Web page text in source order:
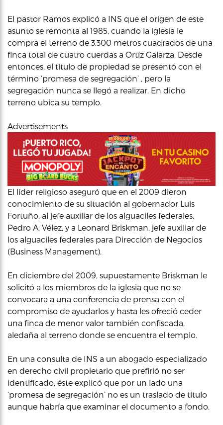
El pastor Ramos explicó a INS que el origen de este
asunto se remonta al 1985, cuando la iglesia le
compra el terreno de 3,300 metros cuadrados de una
finca total de cuatro cuerdas a Ortíz Galarza. Desde
entonces, el título de propiedad se presentó con el
término ‘promesa de segregación’ , pero la
segregación nunca se llegó a realizar. En dicho
terreno ubica su templo.
Advertisements
El líder religioso aseguró que en el 2009 dieron
conocimiento de su situación al gobernador Luis
Fortuño, al jefe auxiliar de los alguaciles federales,
Pedro A. Vélez, y a Leonard Briskman, jefe auxiliar de
los alguaciles federales para Dirección de Negocios
(Business Management).
En diciembre del 2009, supuestamente Briskman le
solicitó a los miembros de la iglesia que no se
convocara a una conferencia de prensa con el
compromiso de ayudarlos y hasta les ofreció ceder
una finca de menor valor también confiscada,
aledaña al terreno donde se encuentra el templo.
En una consulta de INS a un abogado especializado
en derecho civil propietario que prefirió no ser
identificado, éste explicó que por un lado una
‘promesa de segregación’ no es un traslado de título
aunque habría que examinar el documento a fondo.